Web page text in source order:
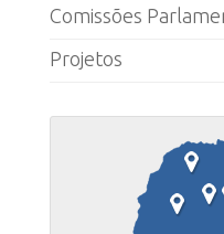
Comissões
Projetos